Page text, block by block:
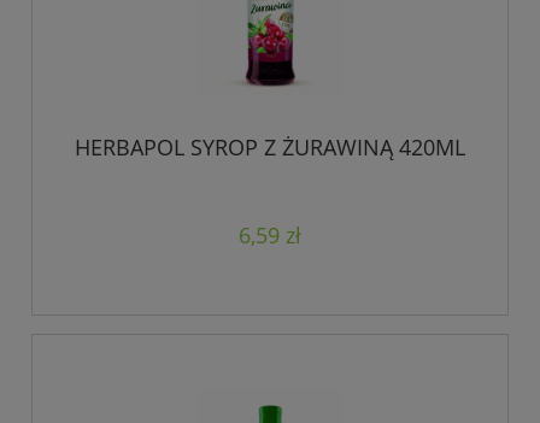
HERBAPOL SYROP Z ŻURAWINĄ 420ML
6,59 zł